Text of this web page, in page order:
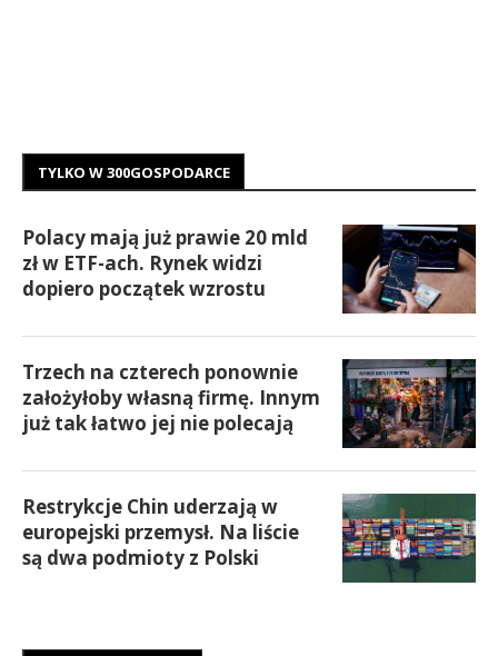
TYLKO W 300GOSPODARCE
Polacy mają już prawie 20 mld
zł w ETF-ach. Rynek widzi
dopiero początek wzrostu
Trzech na czterech ponownie
założyłoby własną firmę. Innym
już tak łatwo jej nie polecają
Restrykcje Chin uderzają w
europejski przemysł. Na liście
są dwa podmioty z Polski